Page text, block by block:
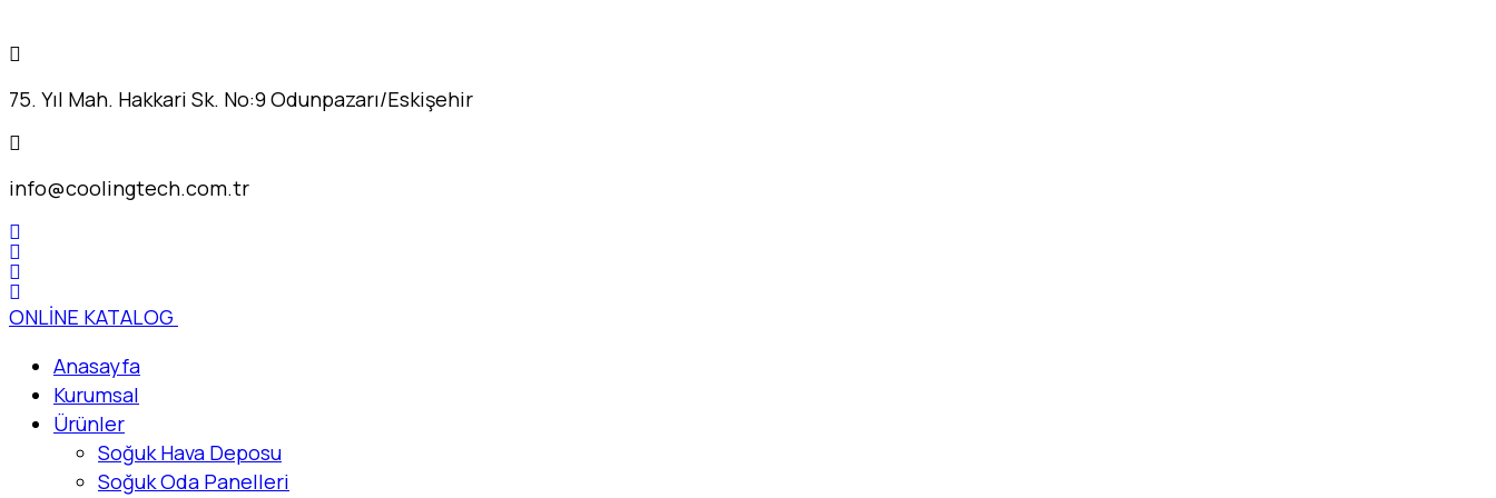
75. Yıl Mah. Hakkari Sk. No:9 Odunpazarı/Eskişehir
info@coolingtech.com.tr
ONLİNE KATALOG
Anasayfa
Kurumsal
Ürünler
Soğuk Hava Deposu
Soğuk Oda Panelleri